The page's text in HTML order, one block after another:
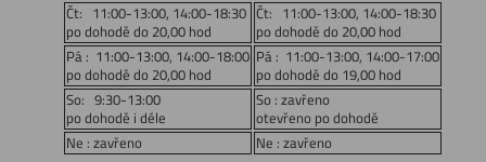
Čt: 11:00-13:00, 14:00-18:30
po dohodě do 20,00 hod
Čt: 11:00-13:00, 14:00-18:30
po dohodě do 20,00 hod
Pá : 11:00-13:00, 14:00-18:00
po dohodě do 20,00 hod
Pá : 11:00-13:00, 14:00-17:00
po dohodě do 19,00 hod
So: 9:30-13:00
po dohodě i déle
So : zavřeno
otevřeno po dohodě
Ne : zavřeno
Ne : zavřeno